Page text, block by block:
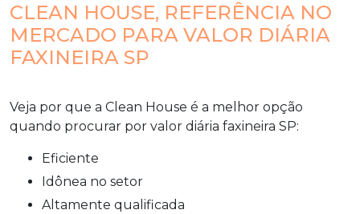
CLEAN HOUSE, REFERÊNCIA NO
MERCADO PARA VALOR DIÁRIA
FAXINEIRA SP
Veja por que a Clean House é a melhor opção
quando procurar por valor diária faxineira SP:
eficiente
idônea no setor
altamente qualificada